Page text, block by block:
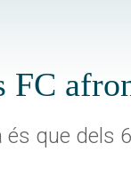
FC
és que dels